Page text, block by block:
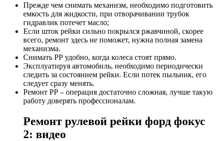
Прежде чем снимать механизм, необходимо подготовить
емкость для жидкости, при отворачивании трубок
гидравлик потечет масло;
Если шток рейки сильно покрылся ржавчиной, скорее
всего, ремонт здесь не поможет, нужна полная замена
механизма.
Снимать РР удобно, когда колеса стоят прямо.
Эксплуатируя автомобиль, необходимо периодически
следить за состоянием рейки. Если потек пыльник, его
следует сразу менять.
Ремонт РР – операция достаточно сложная, лучше такую
работу доверять профессионалам.
Ремонт рулевой рейки форд фокус
2: видео